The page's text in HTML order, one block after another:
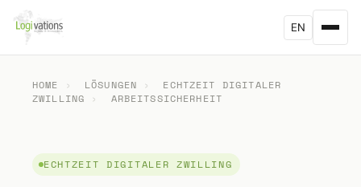
EN
HOME › LÖSUNGEN ›
ECHTZEIT DIGITALER
ZWILLING
› ARBEITSSICHERHEIT
ECHTZEIT DIGITALER ZWILLING